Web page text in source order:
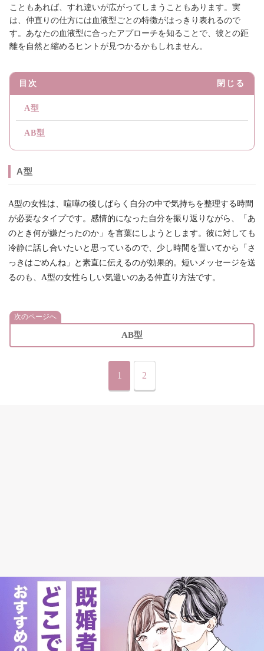
こともあれば、すれ違いが広がってしまうこともあります。実
は、仲直りの仕方には血液型ごとの特徴がはっきり表れるので
す。あなたの血液型に合ったアプローチを知ることで、彼との距
離を自然と縮めるヒントが見つかるかもしれません。
目次 閉じる
A型
AB型
A型
A型の女性は、喧嘩の後しばらく自分の中で気持ちを整理する時間
が必要なタイプです。感情的になった自分を振り返りながら、「あ
のとき何が嫌だったのか」を言葉にしようとします。彼に対しても
冷静に話し合いたいと思っているので、少し時間を置いてから「さ
っきはごめんね」と素直に伝えるのが効果的。短いメッセージを送
るのも、A型の女性らしい気遣いのある仲直り方法です。
次のページへ
AB型
1 2